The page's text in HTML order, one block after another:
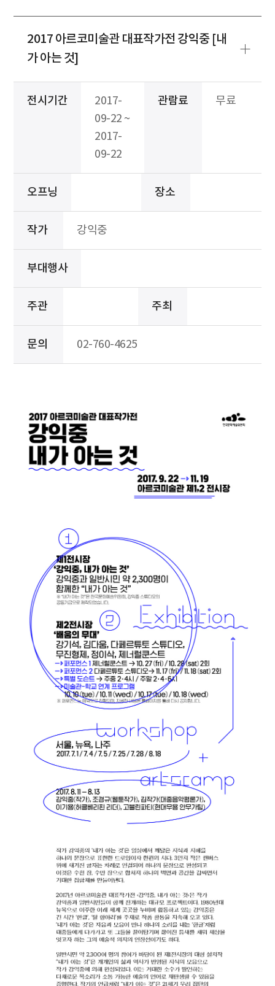
2017 아르코미술관 대표작가전 강익중 [내
가 아는 것]
전시기간
2017-
09-22 ~
2017-
09-22
관람료 무료
오프닝 장소
작가 강익중
부대행사
주관 주최
문의 02-760-4625